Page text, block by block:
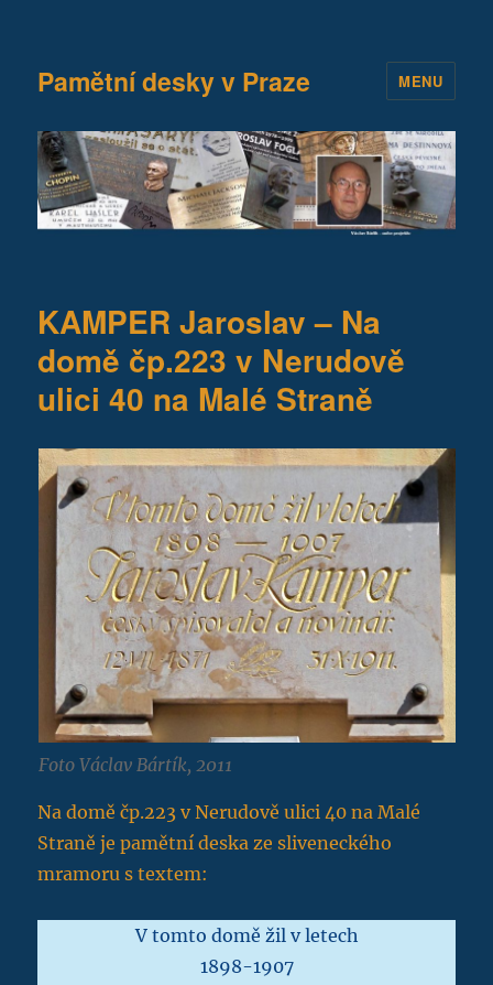
Pamětní desky v Praze MENU
KAMPER Jaroslav – Na
domě čp.223 v Nerudově
ulici 40 na Malé Straně
Foto Václav Bártík, 2011
Na domě čp.223 v Nerudově ulici 40 na Malé
Straně je pamětní deska ze sliveneckého
mramoru s textem:
V tomto domě žil v letech
1898-1907